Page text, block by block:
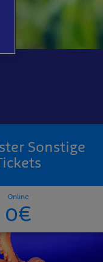
Sonstige
Online
0€